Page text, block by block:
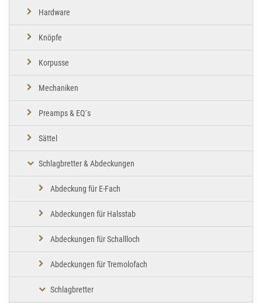
Hardware
Knöpfe
Korpusse
Mechaniken
Preamps & EQ´s
Sättel
Schlagbretter & Abdeckungen
Abdeckung für E-Fach
Abdeckungen für Halsstab
Abdeckungen für Schallloch
Abdeckungen für Tremolofach
Schlagbretter